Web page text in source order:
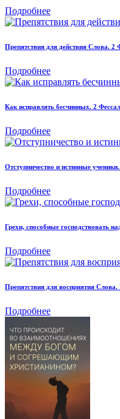
Подробнее
Препятствия для действия Слова. 2
Подробнее
Как исправлять бесчинных. 2
Подробнее
Отступничество и истинные
Подробнее
Грехи, способные господствовать
Подробнее
Препятствия для восприятия
Подробнее